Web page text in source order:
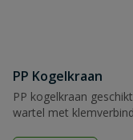
Beoordeling
PP Kogelkraan
PP kogelkraan
wartel met